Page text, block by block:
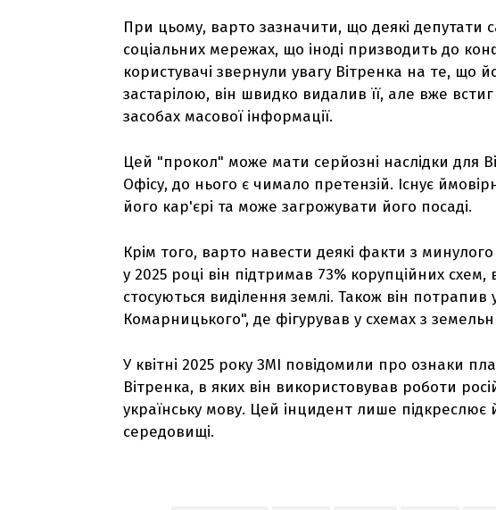
При цьому, варто зазначити, що деякі депутати
соціальних мережах, що іноді призводить до
користувачі звернули увагу Вітренка на те, що
застарілою, він швидко видалив її, але вже
засобах масової інформації.
Цей "прокол" може мати серйозні наслідки для
Офісу, до нього є чимало претензій. Існує
його кар'єрі та може загрожувати його посаді.
Крім того, варто навести деякі факти з
у 2025 році він підтримав 73% корупційних схем,
стосуються виділення землі. Також він потрапив
Комарницького", де фігурував у схемах з
У квітні 2025 року ЗМІ повідомили про ознаки
Вітренка, в яких він використовував роботи
українську мову. Цей інцидент лише підкреслює
середовищі.